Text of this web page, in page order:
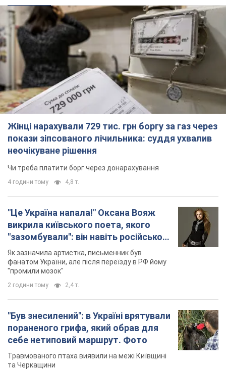
Жінці нарахували 729 тис. грн боргу за газ через
покази зіпсованого лічильника: суддя ухвалив
неочікуване рішення
Чи треба платити борг через донарахування
4 години тому 4,8 т.
"Це Україна напала!" Оксана Вояж
викрила київського поета, якого
"зазомбували": він навіть російської
не знав, а тепер хоче геноциду
українців
Як зазначила артистка, письменник був
фанатом України, але після переїзду в РФ йому
"промили мозок"
2 години тому 2,4 т.
"Був знесилений": в Україні врятували
пораненого грифа, який обрав для
себе нетиповий маршрут. Фото
Травмованого птаха виявили на межі Київщині
та Черкащини